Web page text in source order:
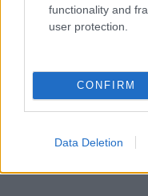
functionality and
user protection.
CONFIRM
Data Deletion
mindennek az élét
augusztus 4-én
belőle mintegy 30
Variety
évadzáró